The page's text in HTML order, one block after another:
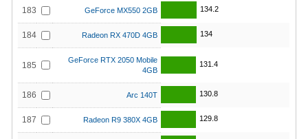
183 GeForce MX550 2GB 134.2
184 Radeon RX 470D 4GB 134
185
GeForce RTX 2050 Mobile
4GB
131.4
186 Arc 140T 130.8
187 Radeon R9 380X 4GB 129.8